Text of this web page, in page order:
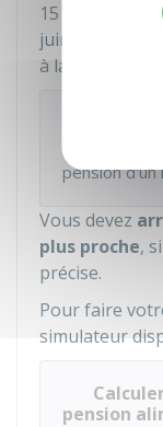
15 juin 2019).
juin, ni de
à la date du
Vous devez
pension
Vous devez
plus proche,
précise.
Pour faire
simulateur
pension